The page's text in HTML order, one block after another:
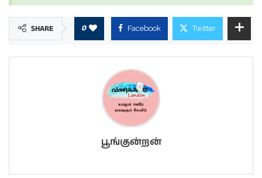
SHARE 0 Facebook Twitter
பூங்குன்றன்